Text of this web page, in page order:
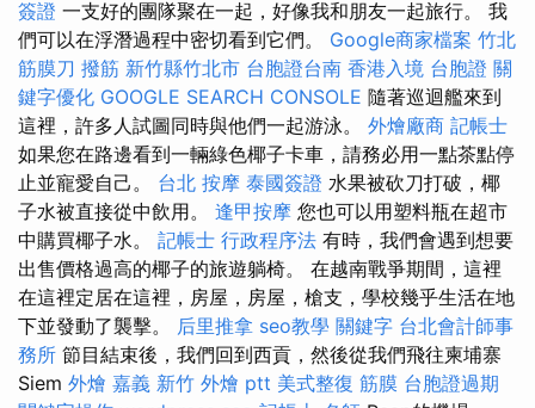
簽證 一支好的團隊聚在一起，好像我和朋友一起旅行。 我
們可以在浮潛過程中密切看到它們。 Google商家檔案 竹北
筋膜刀 撥筋 新竹縣竹北市 台胞證台南 香港入境 台胞證 關
鍵字優化 GOOGLE SEARCH CONSOLE 隨著巡迴艦來到
這裡，許多人試圖同時與他們一起游泳。 外燴廠商 記帳士
如果您在路邊看到一輛綠色椰子卡車，請務必用一點茶點停
止並寵愛自己。 台北 按摩 泰國簽證 水果被砍刀打破，椰
子水被直接從中飲用。 逢甲按摩 您也可以用塑料瓶在超市
中購買椰子水。 記帳士 行政程序法 有時，我們會遇到想要
出售價格過高的椰子的旅遊躺椅。 在越南戰爭期間，這裡
在這裡定居在這裡，房屋，房屋，槍支，學校幾乎生活在地
下並發動了襲擊。 后里推拿 seo教學 關鍵字 台北會計師事
務所 節目結束後，我們回到西貢，然後從我們飛往柬埔寨
Siem 外燴 嘉義 新竹 外燴 ptt 美式整復 筋膜 台胞證過期